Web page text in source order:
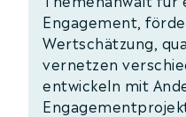
Engagement,
Wertschätzung,
vernetzen
entwickeln mit